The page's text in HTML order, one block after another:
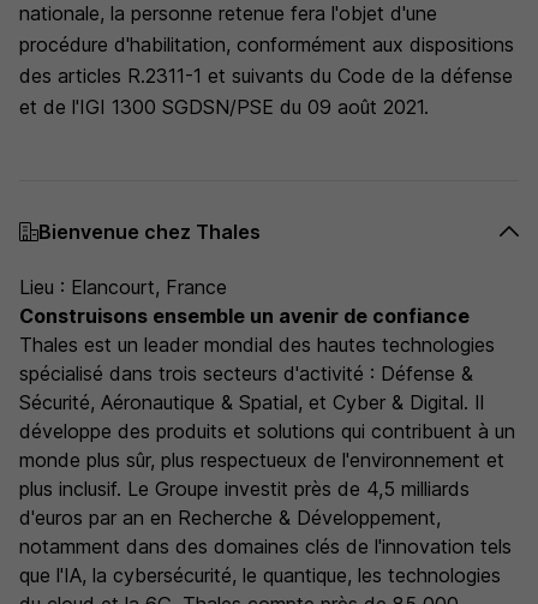
nationale, la personne retenue fera l'objet d'une
procédure d'habilitation, conformément aux dispositions
des articles R.2311-1 et suivants du Code de la défense
et de l'IGI 1300 SGDSN/PSE du 09 août 2021.
Bienvenue chez Thales
Lieu : Elancourt, France
Construisons ensemble un avenir de confiance
Thales est un leader mondial des hautes technologies
spécialisé dans trois secteurs d'activité : Défense &
Sécurité, Aéronautique & Spatial, et Cyber & Digital. Il
développe des produits et solutions qui contribuent à un
monde plus sûr, plus respectueux de l'environnement et
plus inclusif. Le Groupe investit près de 4,5 milliards
d'euros par an en Recherche & Développement,
notamment dans des domaines clés de l'innovation tels
que l'IA, la cybersécurité, le quantique, les technologies